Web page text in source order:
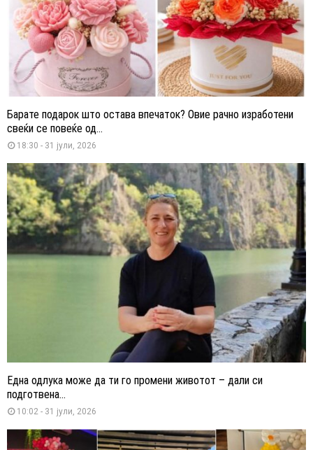
Барате подарок што остава впечаток? Овие рачно изработени
свеќи се повеќе од...
18:30 - 31 јули, 2026
Една одлука може да ти го промени животот – дали си
подготвена...
10:02 - 31 јули, 2026